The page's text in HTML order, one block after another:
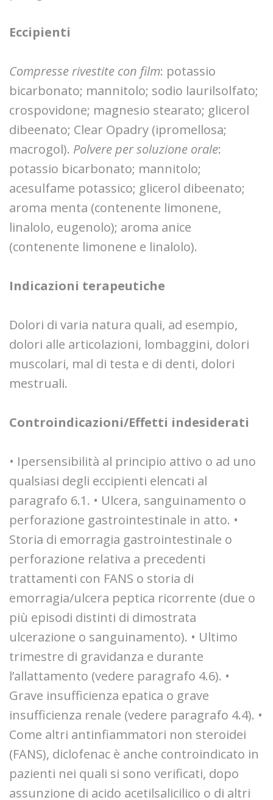
Eccipienti
Compresse rivestite con film: potassio
bicarbonato; mannitolo; sodio laurilsolfato;
crospovidone; magnesio stearato; glicerol
dibeenato; Clear Opadry (ipromellosa;
macrogol). Polvere per soluzione orale:
potassio bicarbonato; mannitolo;
acesulfame potassico; glicerol dibeenato;
aroma menta (contenente limonene,
linalolo, eugenolo); aroma anice
(contenente limonene e linalolo).
Indicazioni terapeutiche
Dolori di varia natura quali, ad esempio,
dolori alle articolazioni, lombaggini, dolori
muscolari, mal di testa e di denti, dolori
mestruali.
Controindicazioni/Effetti indesiderati
• Ipersensibilità al principio attivo o ad uno
qualsiasi degli eccipienti elencati al
paragrafo 6.1. • Ulcera, sanguinamento o
perforazione gastrointestinale in atto. •
Storia di emorragia gastrointestinale o
perforazione relativa a precedenti
trattamenti con FANS o storia di
emorragia/ulcera peptica ricorrente (due o
più episodi distinti di dimostrata
ulcerazione o sanguinamento). • Ultimo
trimestre di gravidanza e durante
l’allattamento (vedere paragrafo 4.6). •
Grave insufficienza epatica o grave
insufficienza renale (vedere paragrafo 4.4). •
Come altri antinfiammatori non steroidei
(FANS), diclofenac è anche controindicato in
pazienti nei quali si sono verificati, dopo
assunzione di acido acetilsalicilico o di altri